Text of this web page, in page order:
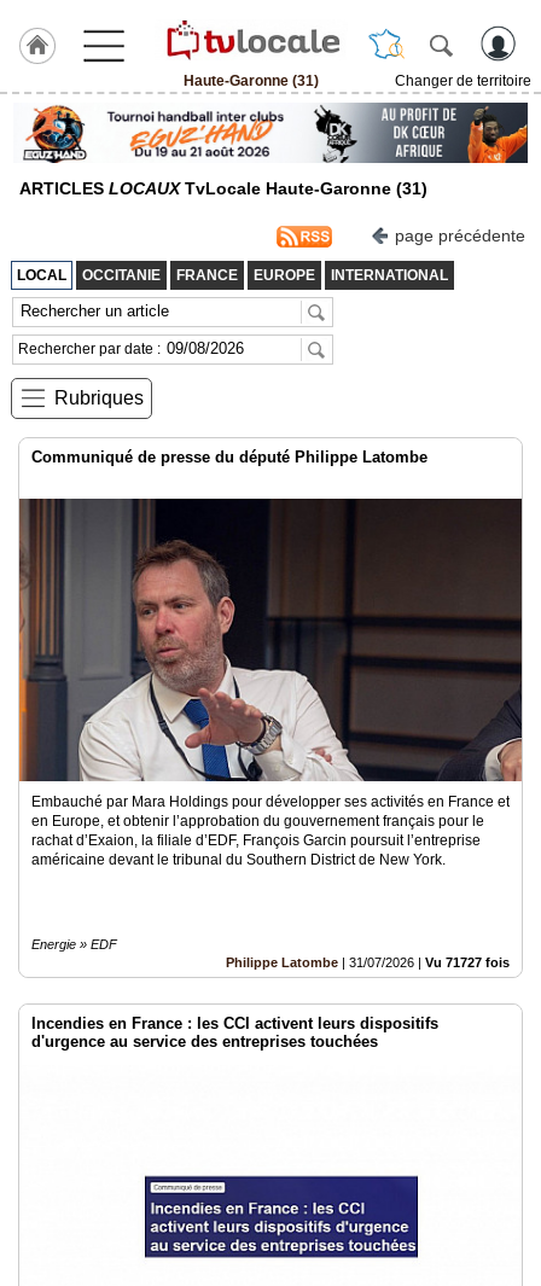
Haute-Garonne (31)
Changer de territoire
J'adhère
Hulcoq
ACCUEIL
TvLocale
France
RUBRIQUES
Vidéos
Médias
du
groupe
annuaire
Accès
éditeur
ARTICLES LOCAUXTvLocale Haute-Garonne (31)
page précédente
LOCAL OCCITANIE FRANCE EUROPE INTERNATIONAL
Rechercher par date :
Rubriques
Communiqué de presse du député Philippe Latombe
Embauché par Mara Holdings pour développer ses activités en France et
en Europe, et obtenir l’approbation du gouvernement français pour le
rachat d’Exaion, la filiale d’EDF, François Garcin poursuit l’entreprise
américaine devant le tribunal du Southern District de New York.
Energie » EDF
Philippe Latombe | 31/07/2026 | Vu 71727 fois
Incendies en France : les CCI activent leurs dispositifs
d'urgence au service des entreprises touchées